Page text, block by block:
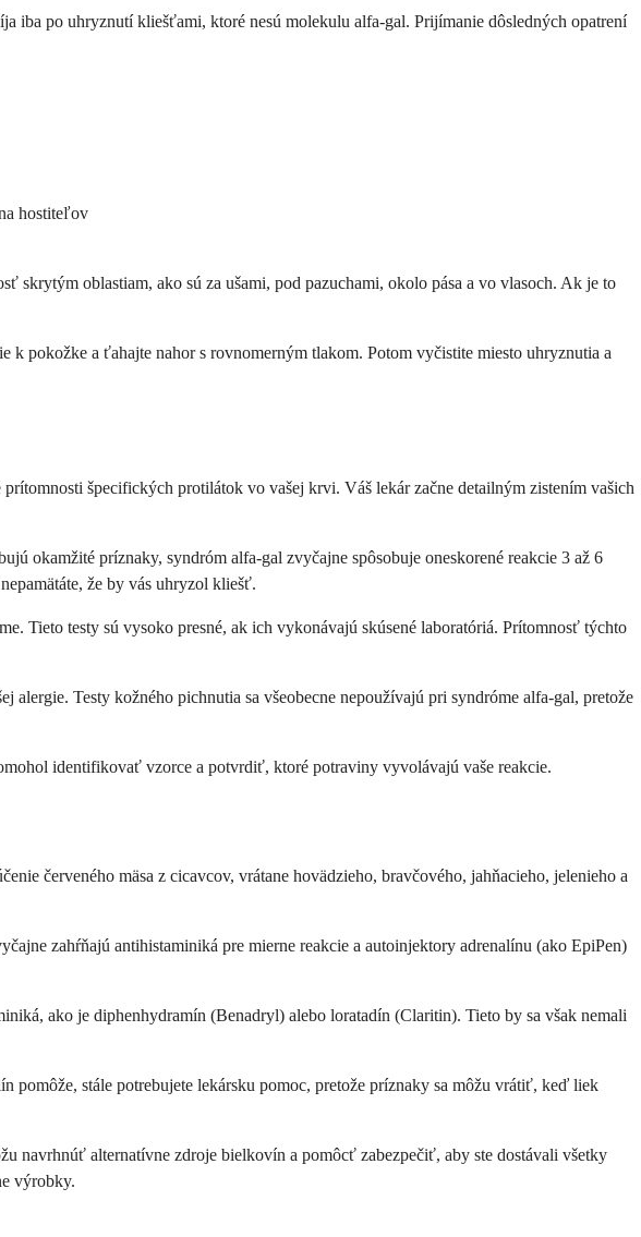
iba po uhryznutí kliešťami, ktoré nesú molekulu alfa-gal. Prijímanie dôsledných opatrení
hostiteľov
skrytým oblastiam, ako sú za ušami, pod pazuchami, okolo pása a vo vlasoch. Ak je to
pokožke a ťahajte nahor s rovnomerným tlakom. Potom vyčistite miesto uhryznutia a
špecifických protilátok vo vašej krvi. Váš lekár začne detailným zistením vašich
okamžité príznaky, syndróm alfa-gal zvyčajne spôsobuje oneskorené reakcie 3 až 6
že by vás uhryzol kliešť.
Tieto testy sú vysoko presné, ak ich vykonávajú skúsené laboratóriá. Prítomnosť týchto
Testy kožného pichnutia sa všeobecne nepoužívajú pri syndróme alfa-gal, pretože
identifikovať vzorce a potvrdiť, ktoré potraviny vyvolávajú vaše reakcie.
červeného mäsa z cicavcov, vrátane hovädzieho, bravčového, jahňacieho, jelenieho a
zahŕňajú antihistaminiká pre mierne reakcie a autoinjektory adrenalínu (ako EpiPen)
ako je diphenhydramín (Benadryl) alebo loratadín (Claritin). Tieto by sa však nemali
pomôže, stále potrebujete lekársku pomoc, pretože príznaky sa môžu vrátiť, keď liek
navrhnúť alternatívne zdroje bielkovín a pomôcť zabezpečiť, aby ste dostávali všetky
výrobky.